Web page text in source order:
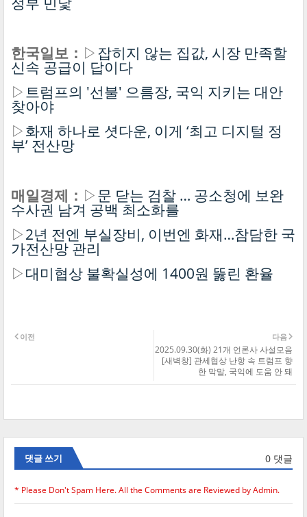
한국일보： ▷잡히지 않는 집값, 시장 만족할
신속 공급이 답이다
▷트럼프의 '선불' 으름장, 국익 지키는 대안
찾아야
▷화재 하나로 셧다운, 이게 ‘최고 디지털 정
부’ 전산망
매일경제： ▷문 닫는 검찰 … 공소청에 보완
수사권 남겨 공백 최소화를
▷2년 전엔 부실장비, 이번엔 화재…참담한 국
가전산망 관리
▷대미협상 불확실성에 1400원 뚫린 환율
다음
2025.09.30(화) 21개 언론사 사설모음
[새벽창] 관세협상 난항 속 트럼프 향
한 막말, 국익에 도움 안 돼
이전
댓글 쓰기 0 댓글
* Please Don't Spam Here. All the Comments are Reviewed by Admin.